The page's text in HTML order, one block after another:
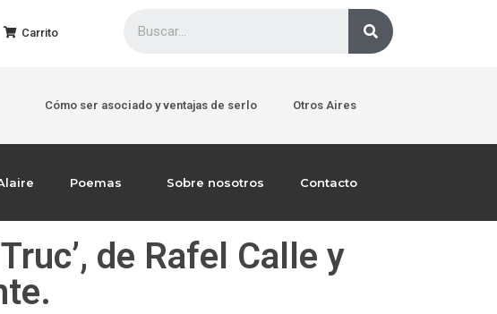
Carrito
Cómo ser asociado y ventajas de serlo Otros Aires
Poemas Sobre nosotros Contacto
de Rafel Calle y